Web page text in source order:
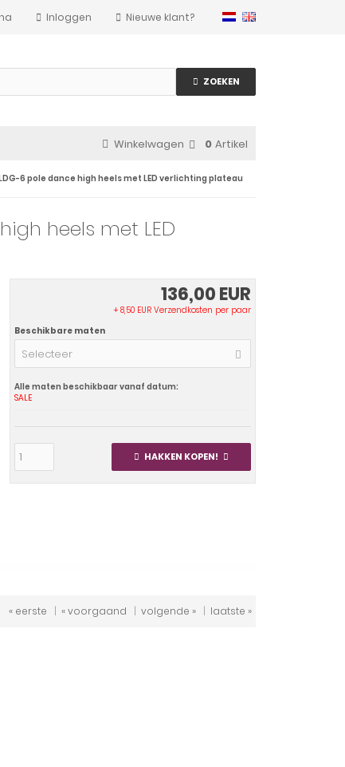
Nieuwe klant?
Inloggen
ZOEKEN
Winkelwagen 0 Artikel
6 pole dance high heels met LED verlichting plateau
heels met LED
136,00 EUR
+ 8,50 EUR Verzendkosten per paar
Beschikbare maten
Selecteer
Alle maten beschikbaar vanaf datum:
SALE
HAKKEN KOPEN!
« eerste | « voorgaand | volgende » | laatste »